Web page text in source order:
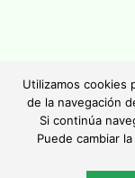
© AEFONA 2011-
autores.
Utilizamos cookies
de la navegación
Si continúa
Puede cambiar